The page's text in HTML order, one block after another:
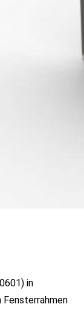
in
Fensterrahmen